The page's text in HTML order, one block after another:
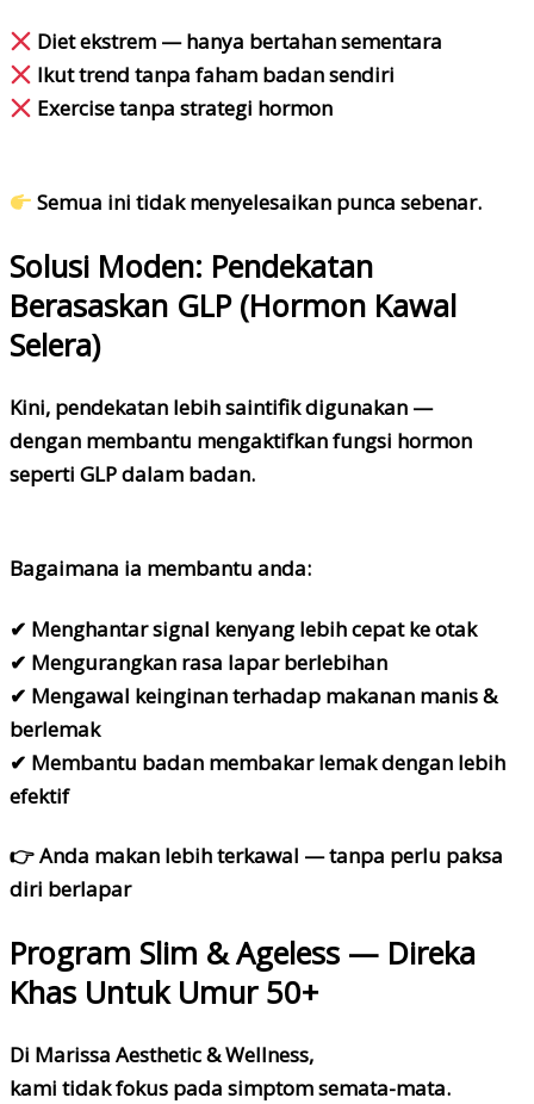
Diet ekstrem — hanya bertahan sementara
Ikut trend tanpa faham badan sendiri
Exercise tanpa strategi hormon
Semua ini tidak menyelesaikan punca sebenar.
Solusi Moden: Pendekatan
Berasaskan GLP (Hormon Kawal
Selera)
Kini, pendekatan lebih saintifik digunakan —
dengan membantu mengaktifkan fungsi hormon
seperti GLPdalam badan.
Bagaimana ia membantu anda:
✔ Menghantar signal kenyang lebih cepat ke otak
✔ Mengurangkan rasa lapar berlebihan
✔ Mengawal keinginan terhadap makanan manis &
berlemak
✔ Membantu badan membakar lemak dengan lebih
efektif
👉 Anda makan lebih terkawal — tanpa perlu paksa
diri berlapar
Program Slim & Ageless — Direka
Khas Untuk Umur 50+
Di Marissa Aesthetic & Wellness,
kami tidak fokus pada simptom semata-mata.